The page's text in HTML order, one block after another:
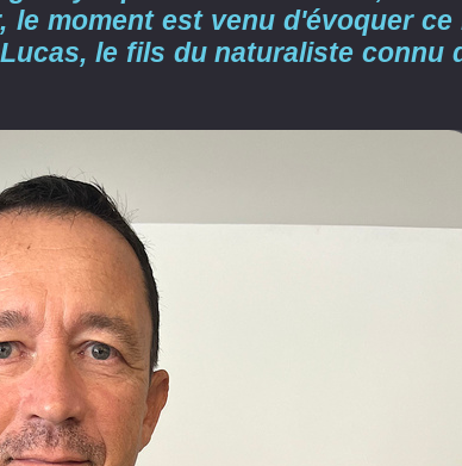
moment est venu d'évoquer ce
le fils du naturaliste connu